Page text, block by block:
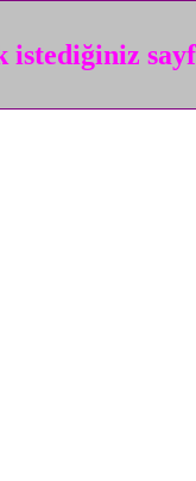
istediğiniz